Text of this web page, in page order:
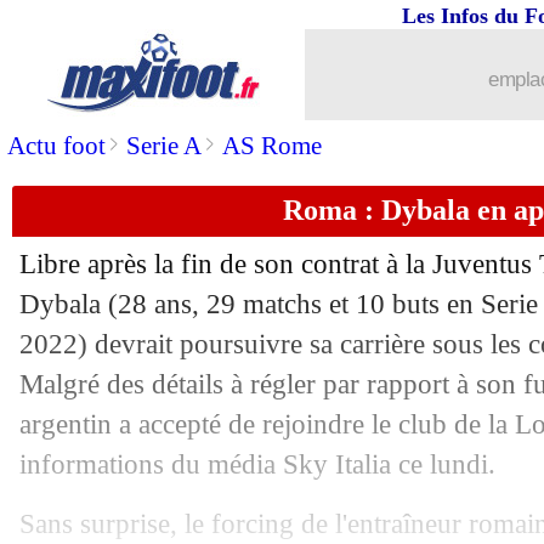
Actu foot> Serie A> AS Rome
Les Infos du
Roma : Dybala en
Libre après la fin de son contrat à la
Dybala (28 ans, 29 matchs et 10 buts en
2022) devrait poursuivre sa carrière sous les
Malgré des détails à régler par rapport à son
argentin a accepté de rejoindre le club de la
informations du média Sky Italia ce lundi.
Sans surprise, le forcing de l'entraîneur
Roma: Dybala a rejoint le groupe au
18/07 Rennes
18/07 Amical: Lille battu sur le fil
18/07 OM : Harit, Schalke demande bien
18/07 PSG : Naples négocie pour Diallo
18/07 VIDEO: le but sublime de Rodelin !
18/07 Lyon: Marcelo a été proposé, mais...
18/07 LdC: Monaco jouera le PSV !